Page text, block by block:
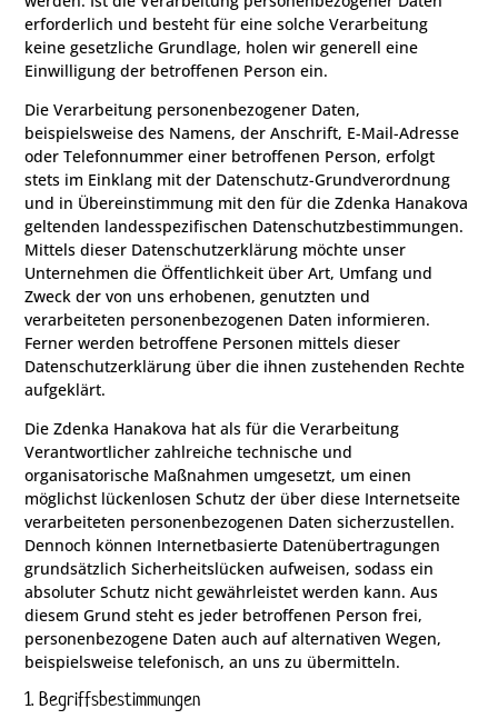
erforderlich und besteht für eine solche Verarbeitung
keine gesetzliche Grundlage, holen wir generell eine
Einwilligung der betroffenen Person ein.
Die Verarbeitung personenbezogener Daten,
beispielsweise des Namens, der Anschrift, E-Mail-Adresse
oder Telefonnummer einer betroffenen Person, erfolgt
stets im Einklang mit der Datenschutz-Grundverordnung
und in Übereinstimmung mit den für die Zdenka Hanakova
geltenden landesspezifischen Datenschutzbestimmungen.
Mittels dieser Datenschutzerklärung möchte unser
Unternehmen die Öffentlichkeit über Art, Umfang und
Zweck der von uns erhobenen, genutzten und
verarbeiteten personenbezogenen Daten informieren.
Ferner werden betroffene Personen mittels dieser
Datenschutzerklärung über die ihnen zustehenden Rechte
aufgeklärt.
Die Zdenka Hanakova hat als für die Verarbeitung
Verantwortlicher zahlreiche technische und
organisatorische Maßnahmen umgesetzt, um einen
möglichst lückenlosen Schutz der über diese Internetseite
verarbeiteten personenbezogenen Daten sicherzustellen.
Dennoch können Internetbasierte Datenübertragungen
grundsätzlich Sicherheitslücken aufweisen, sodass ein
absoluter Schutz nicht gewährleistet werden kann. Aus
diesem Grund steht es jeder betroffenen Person frei,
personenbezogene Daten auch auf alternativen Wegen,
beispielsweise telefonisch, an uns zu übermitteln.
1. Begriffsbestimmungen